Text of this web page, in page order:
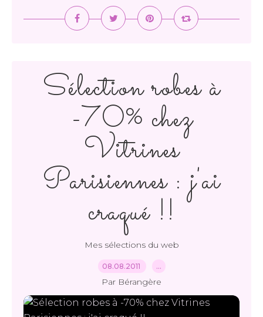
Sélection robes à
-70% chez
Vitrines
Parisiennes : j'ai
craqué !!
Mes sélections du web
08.08.2011 …
Par Bérangère